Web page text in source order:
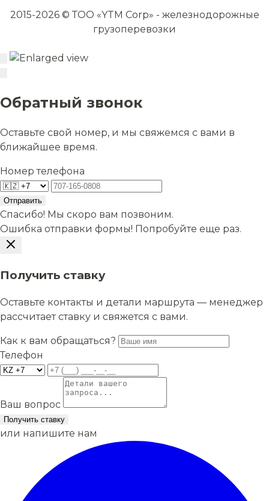
2015-2026 © ТОО «YTM Corp» - железнодорожные
грузоперевозки
Обратный звонок
Оставьте свой номер, и мы свяжемся с вами в
ближайшее время.
Номер телефона
Отправить
Спасибо! Мы скоро вам позвоним.
Ошибка отправки формы! Попробуйте еще раз.
Получить ставку
Оставьте контакты и детали маршрута — менеджер
рассчитает ставку и свяжется с вами.
Как к вам обращаться?
Телефон
Ваш вопрос
Получить ставку
или напишите нам